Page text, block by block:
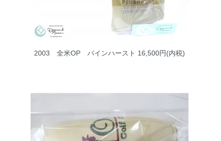
2003 全米OP パインハースト 16,500円(内税)